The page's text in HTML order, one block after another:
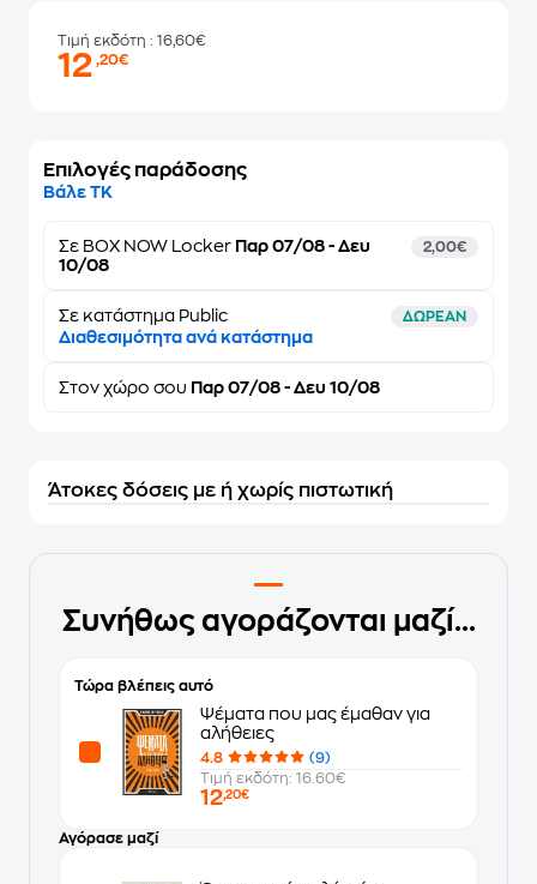
Τιμή εκδότη : 16,60€
12,20€
Επιλογές παράδοσης
Βάλε ΤΚ
Σε BOX NOW Locker Παρ 07/08 - Δευ
10/08
2,00€
Σε κατάστημα Public ΔΩΡΕΑΝ
Διαθεσιμότητα ανά κατάστημα
Στον χώρο σου Παρ 07/08 - Δευ 10/08
Άτοκες δόσεις με ή χωρίς πιστωτική
Συνήθως αγοράζονται μαζί...
Τώρα βλέπεις αυτό
Ψέματα που μας έμαθαν για
αλήθειες
4.8
(9)
Τιμή εκδότη: 16.60€
12,20€
Αγόρασε μαζί